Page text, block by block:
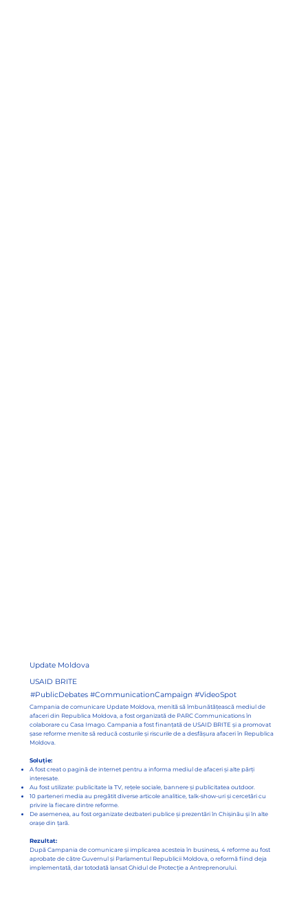
Update Moldova
USAID BRITE
#PublicDebates #CommunicationCampaign #VideoSpot
Campania de comunicare Update Moldova, menită să îmbunătățească mediul de
afaceri din Republica Moldova, a fost organizată de PARC Communications în
colaborare cu Casa Imago. Campania a fost finanțată de USAID BRITE și a promovat
șase reforme menite să reducă costurile și riscurile de a desfășura afaceri în Republica
Moldova.
Soluție:
A fost creat o pagină de internet pentru a informa mediul de afaceri și alte părți
interesate.
Au fost utilizate: publicitate la TV, rețele sociale, bannere și publicitatea outdoor.
10 parteneri media au pregătit diverse articole analitice, talk-show-uri și cercetări cu
privire la fiecare dintre reforme.
De asemenea, au fost organizate dezbateri publice și prezentări în Chișinău și în alte
orașe din țară.
Rezultat:
După Campania de comunicare și implicarea acesteia în business, 4 reforme au fost
aprobate de către Guvernul și Parlamentul Republicii Moldova, o reformă fiind deja
implementată, dar totodată lansat Ghidul de Protecție a Antreprenorului.